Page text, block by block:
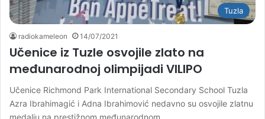
Tuzla
radiokameleon 14/07/2021
Učenice iz Tuzle osvojile zlato na
međunarodnoj olimpijadi VILIPO
Učenice Richmond Park International Secondary School Tuzla
Azra Ibrahimagić i Adna Ibrahimović nedavno su osvojile zlatnu